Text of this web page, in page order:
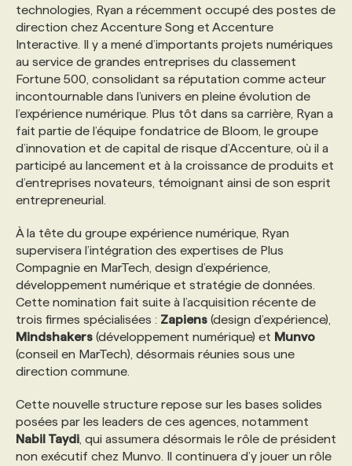
NOS TARIFS
PROGRAMMES DE SUBVENTIONS
FAQ
ANNONCEZ AVEC NOUS
ANNONCEZ AVEC NOUS
technologies, Ryan a récemment occupé des postes de
direction chez Accenture Song et Accenture
Interactive. Il y a mené d’importants projets numériques
au service de grandes entreprises du classement
Fortune 500, consolidant sa réputation comme acteur
incontournable dans l’univers en pleine évolution de
l’expérience numérique. Plus tôt dans sa carrière, Ryan a
fait partie de l’équipe fondatrice de Bloom, le groupe
d’innovation et de capital de risque d’Accenture, où il a
participé au lancement et à la croissance de produits et
d’entreprises novateurs, témoignant ainsi de son esprit
entrepreneurial.
À la tête du groupe expérience numérique, Ryan
supervisera l’intégration des expertises de Plus
Compagnie en MarTech, design d’expérience,
développement numérique et stratégie de données.
Cette nomination fait suite à l’acquisition récente de
trois firmes spécialisées : Zapiens (design d’expérience),
Mindshakers (développement numérique) et Munvo
(conseil en MarTech), désormais réunies sous une
direction commune.
Cette nouvelle structure repose sur les bases solides
posées par les leaders de ces agences, notamment
Nabil Taydi , qui assumera désormais le rôle de président
non exécutif chez Munvo. Il continuera d’y jouer un rôle